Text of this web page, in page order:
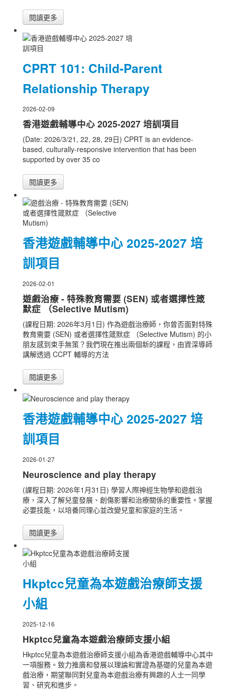
閱讀更多
CPRT 101: Child-Parent
Relationship Therapy
2026-02-09
香港遊戲輔導中心 2025-2027 培訓項目
(Date: 2026/3/21, 22, 28, 29日) CPRT is an evidence-
based, culturally-responsive intervention that has been
supported by over 35 co
閱讀更多
香港遊戲輔導中心 2025-2027 培
訓項目
2026-02-01
遊戲治療 - 特殊教育需要 (SEN) 或者選擇性箴
默症 （Selective Mutism)
(課程日期: 2026年3月1日) 作為遊戲治療師，你曾否面對特殊
教育需要 (SEN) 或者選擇性箴默症 （Selective Mutism) 的小
朋友感到束手無策？我們現在推出兩個新的課程，由資深導師
講解透過 CCPT 輔導的方法
閱讀更多
香港遊戲輔導中心 2025-2027 培
訓項目
2026-01-27
Neuroscience and play therapy
(課程日期: 2026年1月31日) 學習人際神經生物學和遊戲治
療，深入了解兒童發展、創傷影響和治療關係的重要性。掌握
必要技能，以培養同理心並改變兒童和家庭的生活。
閱讀更多
Hkptcc兒童為本遊戲治療師支援
小組
2025-12-16
Hkptcc兒童為本遊戲治療師支援小組
Hkptcc兒童為本遊戲治療師支援小組為香港遊戲輔導中心其中
一項服務。致力推廣和發展以理論和實證為基礎的兒童為本遊
戲治療，期望聯同對兒童為本遊戲治療有興趣的人士一同學
習、研究和進步。